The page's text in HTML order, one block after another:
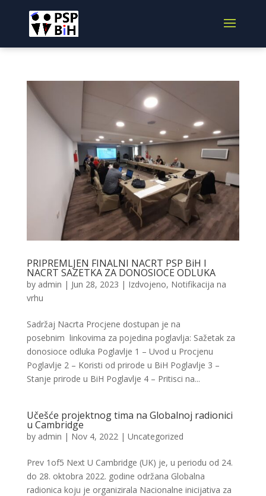
PRIPREMLJEN FINALNI NACRT PSP BiH I
NACRT SAZETKA ZA DONOSIOCE ODLUKA
by admin | Jun 28, 2023 | Izdvojeno, Notifikacija na
vrhu
Sadržaj Nacrta Procjene dostupan je na
posebnim linkovima za pojedina poglavlja: Sažetak za
donosioce odluka Poglavlje 1 – Uvod u Procjenu
Poglavlje 2 – Koristi od prirode u BiH Poglavlje 3 –
Stanje prirode u BiH Poglavlje 4 – Pritisci na...
Učešće projektnog tima na Globalnoj radionici
u Cambridge
by admin | Nov 4, 2022 | Uncategorized
Prev 1of5 Next U Cambridge (UK) je, u periodu od 24.
do 28. oktobra 2022. godine održana Globalna
radionica koju je organizirala Nacionalne inicijativa za